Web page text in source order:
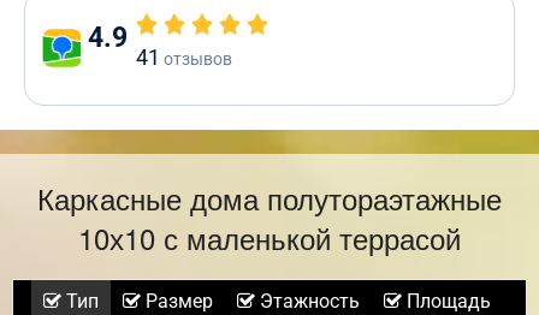
4.9
41 отзывов
Каркасные дома полутораэтажные
10х10 с маленькой террасой
Тип Размер Этажность
Площадь